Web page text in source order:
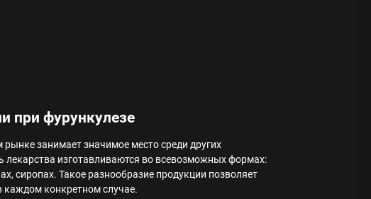
при фурункулезе
занимает значимое место среди других
изготавливаются во всевозможных формах:
сиропах. Такое разнообразие продукции позволяет
каждом конкретном случае.